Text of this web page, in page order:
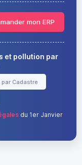
mon ERP
et pollution par
par Cadastre
du 1er Janvier